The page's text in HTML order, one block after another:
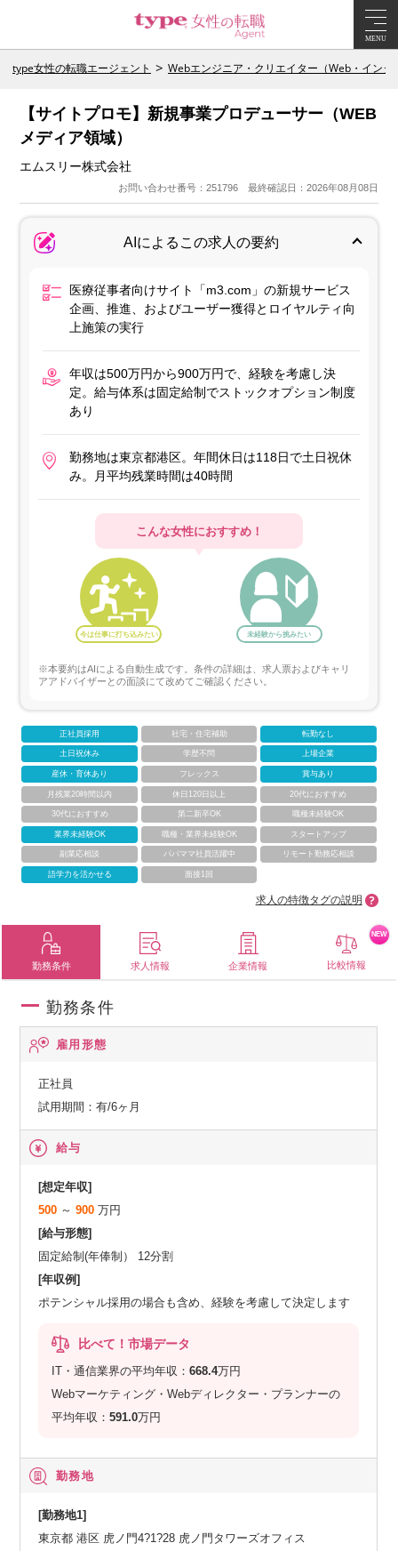
MENU
type女性の転職エージェント Webエンジニア・クリエイター（Web・インタ
【サイトプロモ】新規事業プロデューサー（WEB
メディア領域）
エムスリー株式会社
お問い合わせ番号：251796 最終確認日：2026年08月08日
AIによるこの求人の要約
医療従事者向けサイト「m3.com」の新規サービス
企画、推進、およびユーザー獲得とロイヤルティ向
上施策の実行
年収は500万円から900万円で、経験を考慮し決
定。給与体系は固定給制でストックオプション制度
あり
勤務地は東京都港区。年間休日は118日で土日祝休
み。月平均残業時間は40時間
こんな女性におすすめ！
今は仕事に打ち込みたい 未経験から挑みたい
※本要約はAIによる自動生成です。条件の詳細は、求人票およびキャリ
アアドバイザーとの面談にて改めてご確認ください。
正社員採用 社宅・住宅補助 転勤なし
土日祝休み 学歴不問 上場企業
産休・育休あり フレックス 賞与あり
月残業20時間以内 休日120日以上 20代におすすめ
30代におすすめ 第二新卒OK 職種未経験OK
業界未経験OK 職種・業界未経験OK スタートアップ
副業応相談 パパママ社員活躍中 リモート勤務応相談
語学力を活かせる 面接1回
求人の特徴タグの説明
勤務条件 求人情報 企業情報 比較情報
NEW
勤務条件
雇用形態
正社員
試用期間：有/6ヶ月
給与
[想定年収]
500 ～900 万円
[給与形態]
固定給制(年俸制） 12分割
[年収例]
ポテンシャル採用の場合も含め、経験を考慮して決定します
比べて！市場データ
IT・通信業界の平均年収：668.4万円
Webマーケティング・Webディレクター・プランナーの
平均年収：591.0万円
勤務地
[勤務地1]
東京都 港区 虎ノ門4?1?28 虎ノ門タワーズオフィス